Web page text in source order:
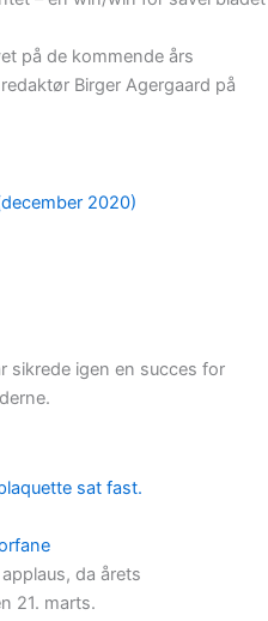
på de kommende års
Birger Agergaard på
2020)
sikrede igen en succes for
da årets
21. marts.